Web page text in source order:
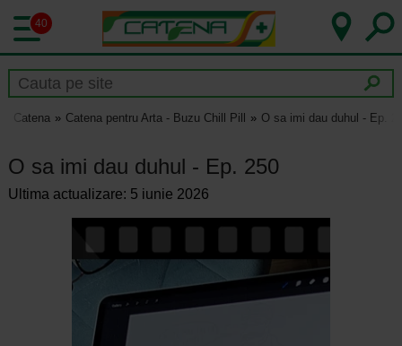
40
Catena Catena pentru Arta - Buzu Chill Pill O sa imi dau duhul - Ep.
O sa imi dau duhul - Ep. 250
Ultima actualizare: 5 iunie 2026